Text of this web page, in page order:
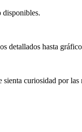
disponibles.
detallados hasta
curiosidad por las